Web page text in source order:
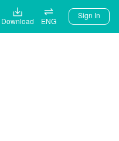
Download ENG
Sign In